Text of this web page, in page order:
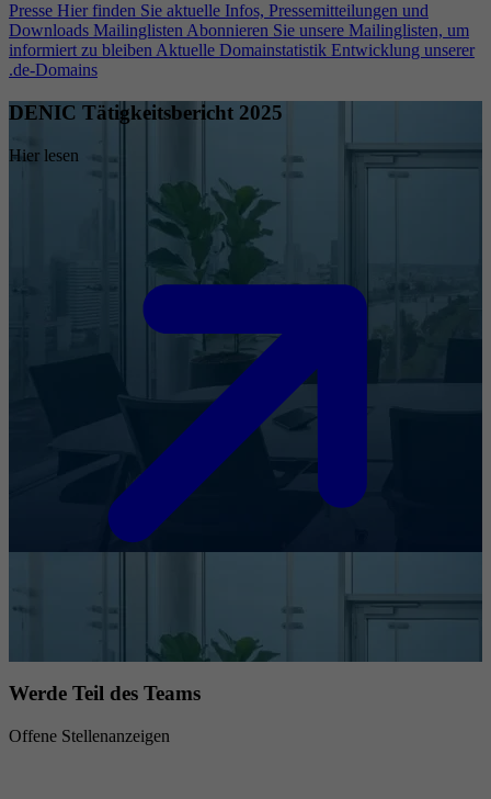
Presse Hier finden Sie aktuelle Infos, Pressemitteilungen und
Downloads Mailinglisten Abonnieren Sie unsere Mailinglisten, um
informiert zu bleiben Aktuelle Domainstatistik Entwicklung unserer
.de-Domains
DENIC Tätigkeitsbericht 2025
Hier lesen
Werde Teil des Teams
Offene Stellenanzeigen